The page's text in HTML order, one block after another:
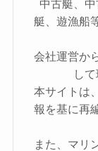
中古艇、
艇、遊漁船
会社運営か
し
本サイトは
報を基に再
また、マリ